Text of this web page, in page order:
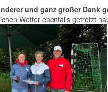
und ganz großer Dank
Wetter ebenfalls getrotzt